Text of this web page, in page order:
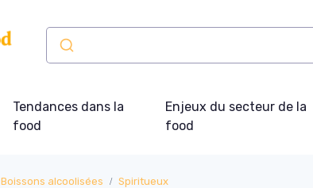
Tendances dans la
food
Enjeux du secteur de la
food
Boissons alcoolisées Spiritueux